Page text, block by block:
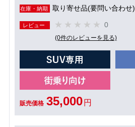
在庫・納期 取り寄せ品(要問い合わせ)
レビュー 0
(0件のレビューを見る)
販売価格 35,000 円